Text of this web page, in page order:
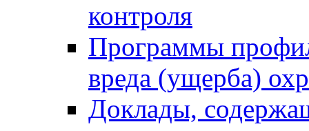
контроля
Программы
вреда (ущерба)
Доклады,